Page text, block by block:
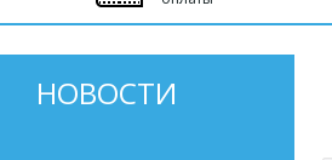
НОВОСТИ